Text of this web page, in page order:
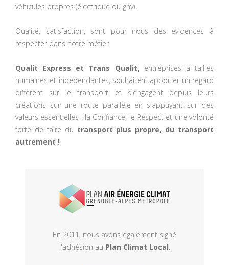
véhicules propres (électrique ou gnv).
Qualité, satisfaction, sont pour nous des évidences à
respecter dans notre métier.
Qualit Express et Trans Qualit, entreprises à tailles
humaines et indépendantes, souhaitent apporter un regard
différent sur le transport et s'engagent depuis leurs
créations sur une route parallèle en s'appuyant sur des
valeurs essentielles : la Confiance, le Respect et une volonté
forte de faire du transport plus propre, du transport
autrement !
En 2011, nous avons également signé
l'adhésion au Plan Climat Local.